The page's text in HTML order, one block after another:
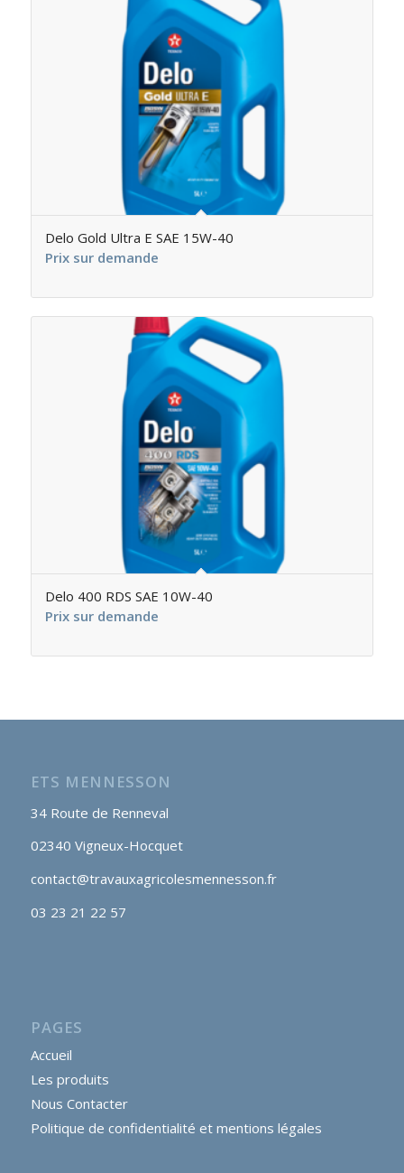
Delo Gold Ultra E SAE 15W-40
Prix sur demande
Delo 400 RDS SAE 10W-40
Prix sur demande
ETS MENNESSON
34 Route de Renneval
02340 Vigneux-Hocquet
contact@travauxagricolesmennesson.fr
03 23 21 22 57
PAGES
Accueil
Les produits
Nous Contacter
Politique de confidentialité et mentions légales